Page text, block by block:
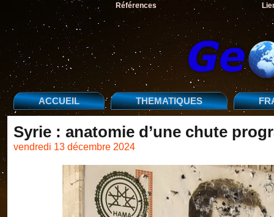
Références
ACCUEIL THEMATIQUES
Syrie : anatomie d’une chute
vendredi 13 décembre 2024